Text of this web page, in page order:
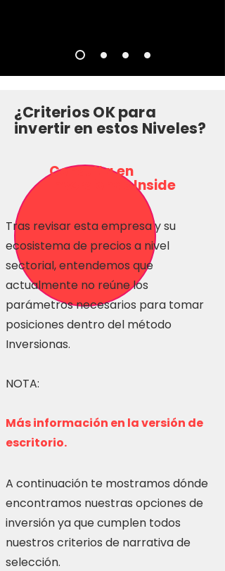
¿Criterios OK para
invertir en estos Niveles?
Consulta en
Inversionas Inside
Tras revisar esta empresa y su
ecosistema de precios a nivel
sectorial, entendemos que
actualmente no reúne los
parámetros necesarios para tomar
posiciones dentro del método
Inversionas.
NOTA:
Más información en la versión de
escritorio.
A continuación te mostramos dónde
encontramos nuestras opciones de
inversión ya que cumplen todos
nuestros criterios de narrativa de
selección.